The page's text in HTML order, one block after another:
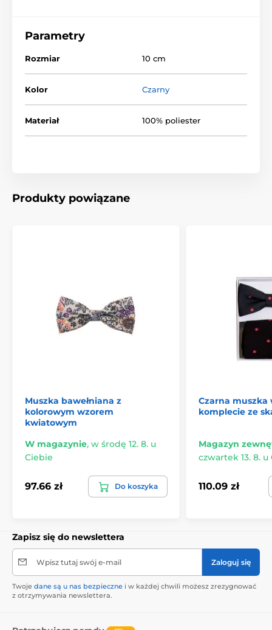
Parametry
Rozmiar 10 cm
Kolor Czarny
Materiał 100% poliester
Produkty powiązane
Muszka bawełniana z
kolorowym wzorem
kwiatowym
W magazynie, w środę 12. 8. u
Ciebie
97.66 zł Do koszyka
Czarna muszka
komplecie ze
Magazyn
czwartek 13. 8. u
110.09 zł
Zapisz się do newslettera
Wpisz tutaj swój e-mail Zaloguj się
Twoje dane są u nas bezpieczne i w każdej chwili możesz zrezygnować
z otrzymywania newslettera.